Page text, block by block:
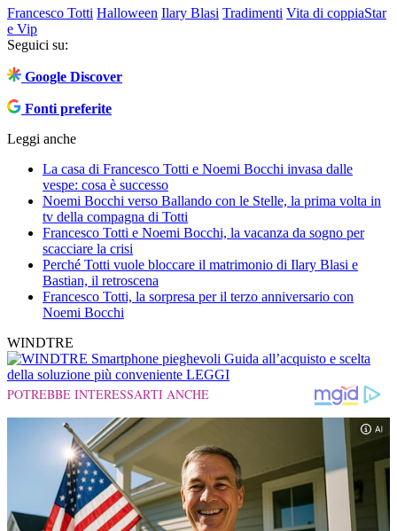
Francesco Totti Halloween Ilary Blasi Tradimenti Vita di coppiaStar
e Vip
Seguici su:
Google Discover
Fonti preferite
Leggi anche
La casa di Francesco Totti e Noemi Bocchi invasa dalle
vespe: cosa è successo
Noemi Bocchi verso Ballando con le Stelle, la prima volta in
tv della compagna di Totti
Francesco Totti e Noemi Bocchi, la vacanza da sogno per
scacciare la crisi
Perché Totti vuole bloccare il matrimonio di Ilary Blasi e
Bastian, il retroscena
Francesco Totti, la sorpresa per il terzo anniversario con
Noemi Bocchi
WINDTRE
Smartphone pieghevoli Guida all’acquisto e scelta
della soluzione più conveniente LEGGI